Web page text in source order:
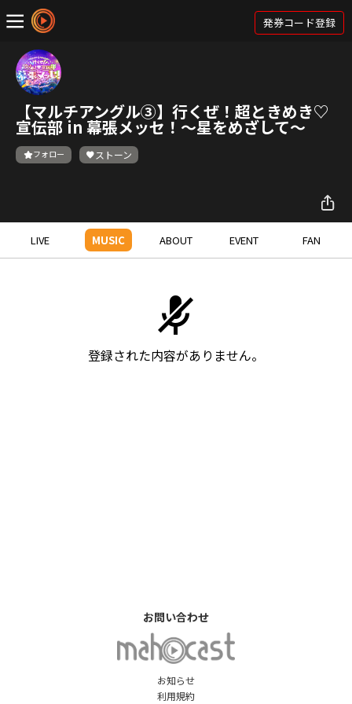
発券コード登録
【マルチアングル③】行くぜ！超ときめき♡
宣伝部 in 幕張メッセ！〜星をめざして〜
フォロー ストーン
LIVE MUSIC ABOUT EVENT FAN
登録された内容がありません。
お知らせ
利用規約
お問い合わせ